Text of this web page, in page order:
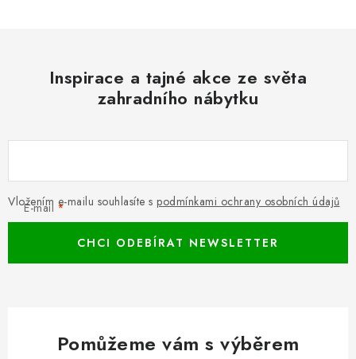
Inspirace a tajné akce ze světa
zahradního nábytku
E-mail
Vložením e-mailu souhlasíte s podmínkami ochrany osobních údajů
CHCI ODEBÍRAT NEWSLETTER
Pomůžeme vám s výběrem